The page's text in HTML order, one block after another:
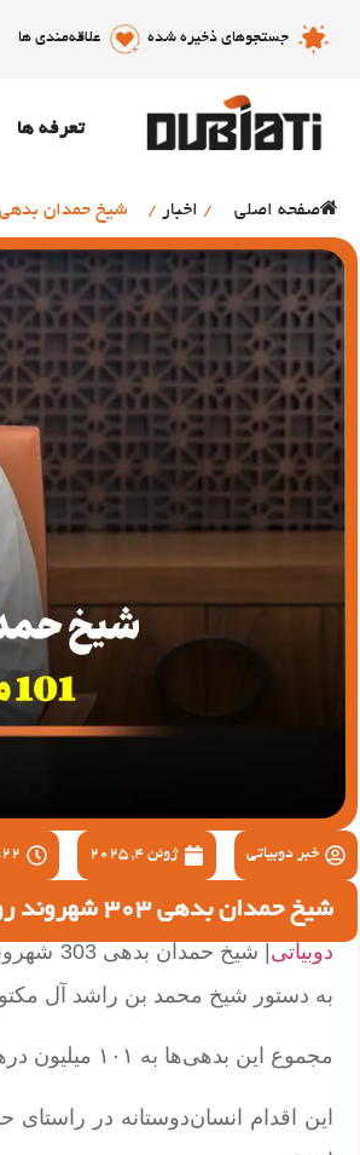
جستجوهای ذخیره شده علاقه‌مندی ها
تعرفه ها
صفحه اصلی / اخبار / شیخ حمدان بدهی 303 شهروند رو بخشید؛ 101 میلیون درهم عیدی عید قربان!
خبر دوبیاتی ژوئن 4, 2025
شیخ حمدان بدهی 303 شهروند رو بخشید؛ 101 میلیون درهم عیدی عید قربان!
دوبیاتی
| شیخ
به دستور شیخ محمد بن راشد آل مکتوم، دستور
مجموع این بدهی‌ها به ۱۰۱ میلیون درهم (حدود ۲,۲۸۰ میلیارد تومان) می‌رسد.
این اقدام انسان‌دوستانه در